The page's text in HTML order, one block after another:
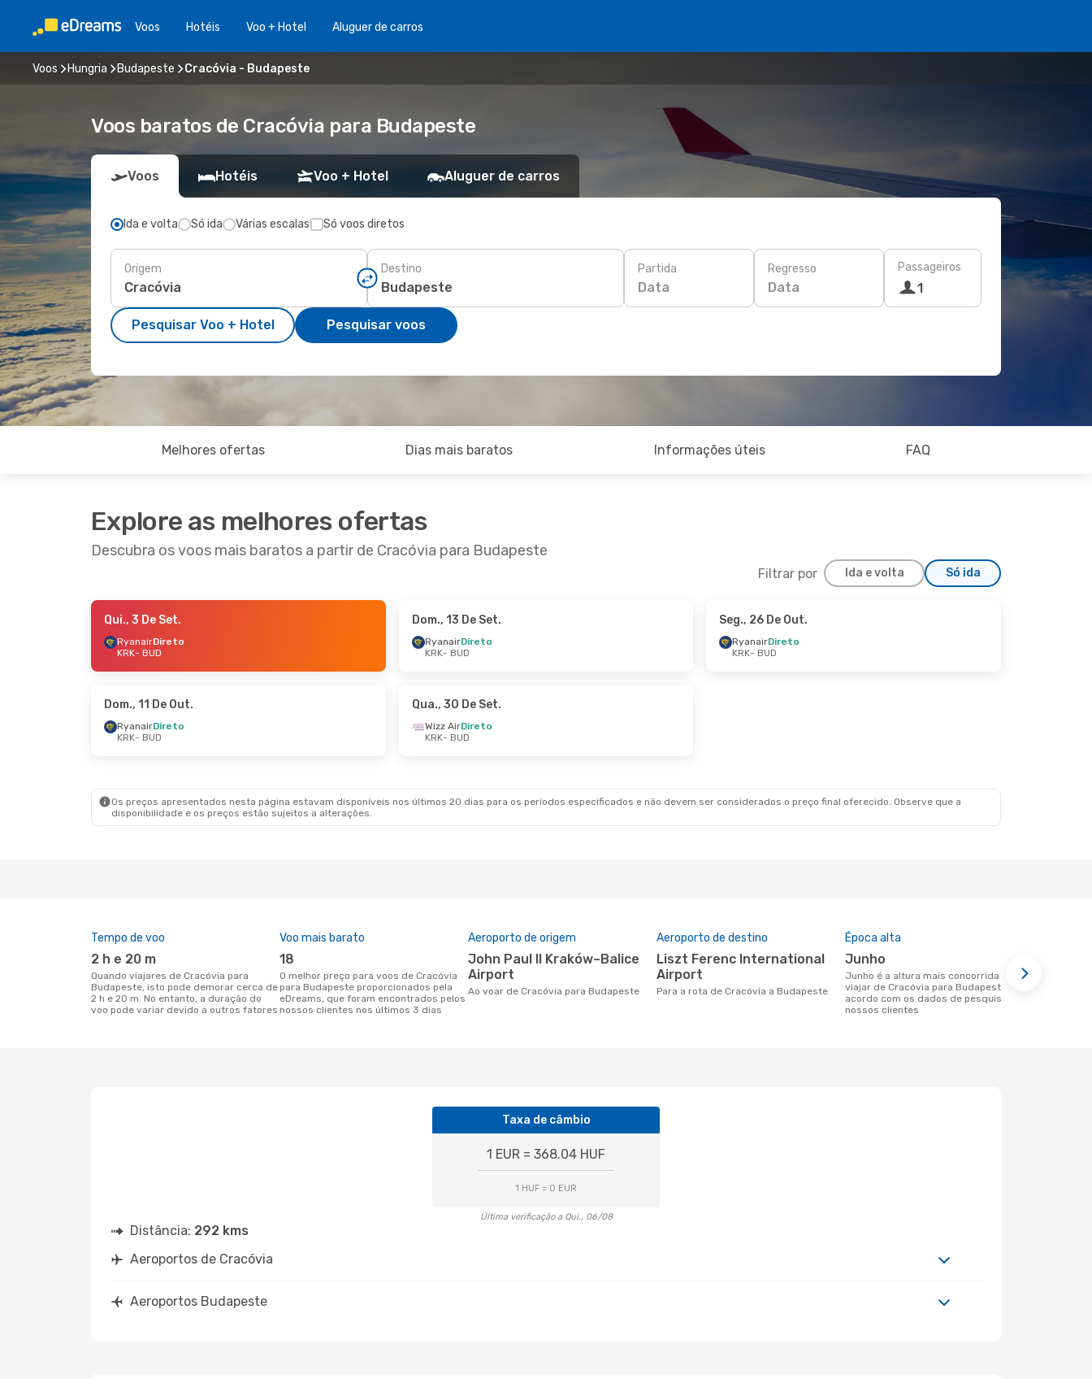
Voos Hotéis Voo + Hotel Aluguer de carros
Voos Hungria Budapeste Cracóvia - Budapeste
Voos baratos de Cracóvia para Budapeste
Voos Hotéis Voo + Hotel Aluguer de carros
Ida e volta Só ida Várias escalas Só voos diretos
Origem Destino Partida
Data
Regresso
Data
Passageiros
1
Pesquisar Voo + Hotel Pesquisar voos
Melhores ofertas Dias mais baratos Informações úteis FAQ
Explore as melhores ofertas
Descubra os voos mais baratos a partir de Cracóvia para Budapeste
Filtrar por Ida e volta Só ida
- Dom., 6 De Set. - Seg., 14 De Set. - Dom., 25 De Out.
1 Escala
- Seg., 24 De Ago. - Sáb., 26 De Set.
BUD
- KRK
Qui., 3 De Set.
RyanairDireto
KRK- BUD
Dom., 13 De Set.
RyanairDireto
KRK- BUD
Seg., 26 De Out.
RyanairDireto
KRK- BUD
Dom., 11 De Out.
RyanairDireto
KRK- BUD
Qua., 30 De Set.
Wizz AirDireto
KRK- BUD
Os preços apresentados nesta página estavam disponíveis nos últimos 20 dias para os períodos especificados e não devem ser considerados o preço final oferecido. Observe que a
disponibilidade e os preços estão sujeitos a alterações.
Tempo de voo
2 h e 20 m
Quando viajares de Cracóvia para
Budapeste, isto pode demorar cerca de
2 h e 20 m. No entanto, a duração do
voo pode variar devido a outros fatores
Voo mais barato
18
O melhor preço para voos de Cracóvia
para Budapeste proporcionados pela
eDreams, que foram encontrados pelos
nossos clientes nos últimos 3 dias
Aeroporto de origem
John Paul II Kraków–Balice
Airport
Ao voar de Cracóvia para Budapeste
Aeroporto de destino
Liszt Ferenc International
Airport
Para a rota de Cracóvia a Budapeste
Época alta
junho
junho é a altura mais concorrida para
viajar de Cracóvia para Budapeste de
acordo com os dados de pesquisa dos
nossos clientes
Taxa de câmbio
1 EUR = 368.04 HUF
1 HUF = 0 EUR
Última verificação a Qui., 06/08
Distância: 292 kms
Aeroportos de Cracóvia
Aeroportos Budapeste